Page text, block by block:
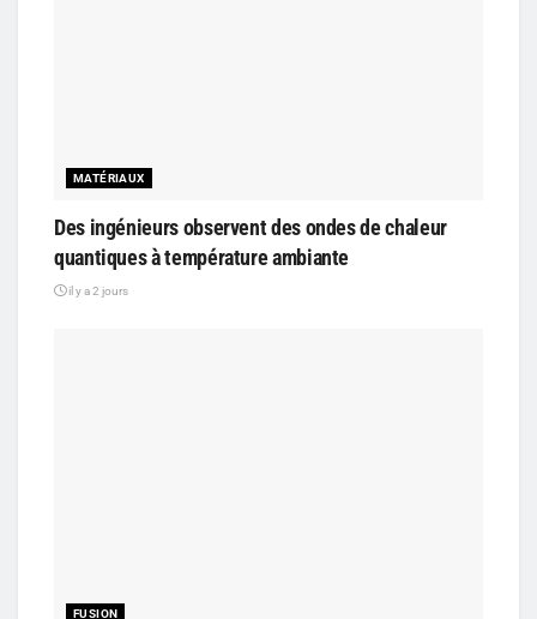
MATÉRIAUX
Des ingénieurs observent des ondes de chaleur
quantiques à température ambiante
il y a 2 jours
FUSION